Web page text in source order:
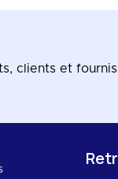
clients et